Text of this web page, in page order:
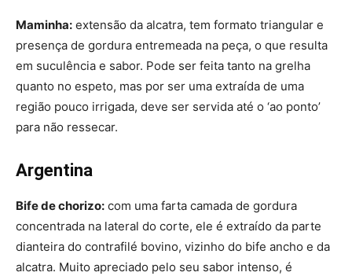
Maminha: extensão da alcatra, tem formato triangular e
presença de gordura entremeada na peça, o que resulta
em suculência e sabor. Pode ser feita tanto na grelha
quanto no espeto, mas por ser uma extraída de uma
região pouco irrigada, deve ser servida até o ‘ao ponto’
para não ressecar.
Argentina
Bife de chorizo: com uma farta camada de gordura
concentrada na lateral do corte, ele é extraído da parte
dianteira do contrafilé bovino, vizinho do bife ancho e da
alcatra. Muito apreciado pelo seu sabor intenso, é